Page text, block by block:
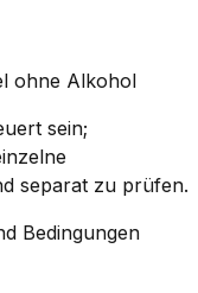
ohne Alkohol
sein;
separat zu prüfen.
Bedingungen